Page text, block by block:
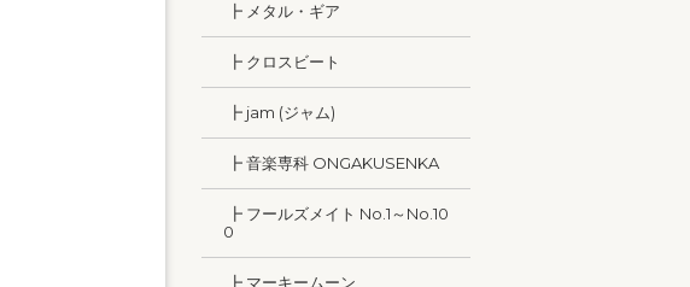
┣ メタル・ギア
┣ クロスビート
┣ jam (ジャム)
┣ 音楽専科 ONGAKUSENKA
┣ フールズメイト No.1～No.10
0
┣ マーキームーン